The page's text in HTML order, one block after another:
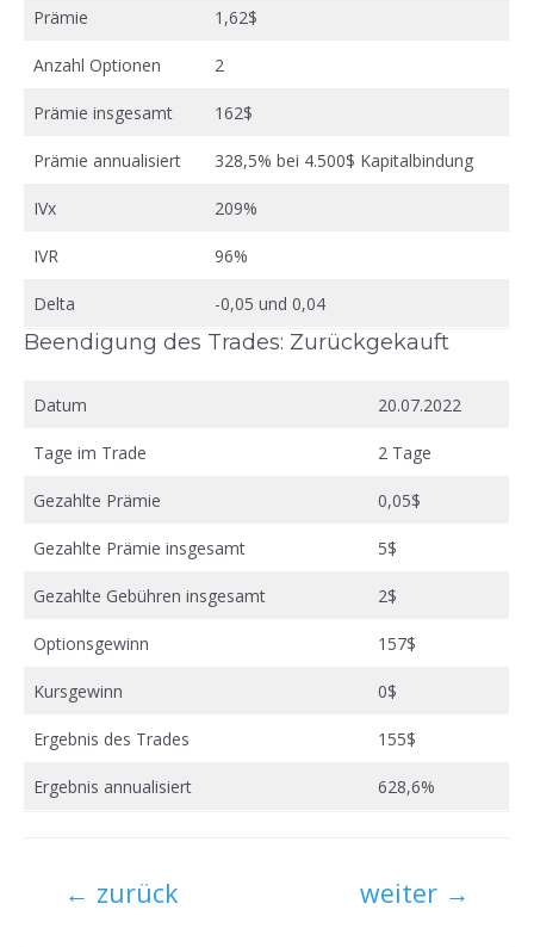
Prämie 1,62$
Anzahl Optionen 2
Prämie insgesamt 162$
Prämie annualisiert 328,5% bei 4.500$ Kapitalbindung
IVx 209%
IVR 96%
Delta -0,05 und 0,04
Beendigung des Trades: Zurückgekauft
Datum 20.07.2022
Tage im Trade 2 Tage
Gezahlte Prämie 0,05$
Gezahlte Prämie insgesamt 5$
Gezahlte Gebühren insgesamt 2$
Optionsgewinn 157$
Kursgewinn 0$
Ergebnis des Trades 155$
Ergebnis annualisiert 628,6%
← zurück weiter →